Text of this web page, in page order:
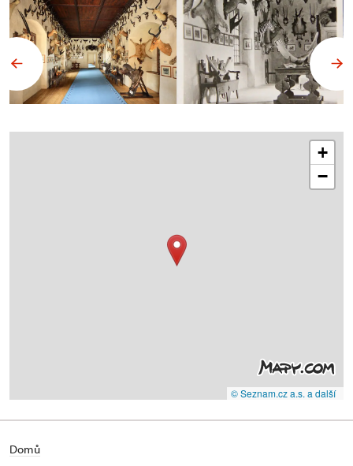
+
−
© Seznam.cz a.s. a další
Domů